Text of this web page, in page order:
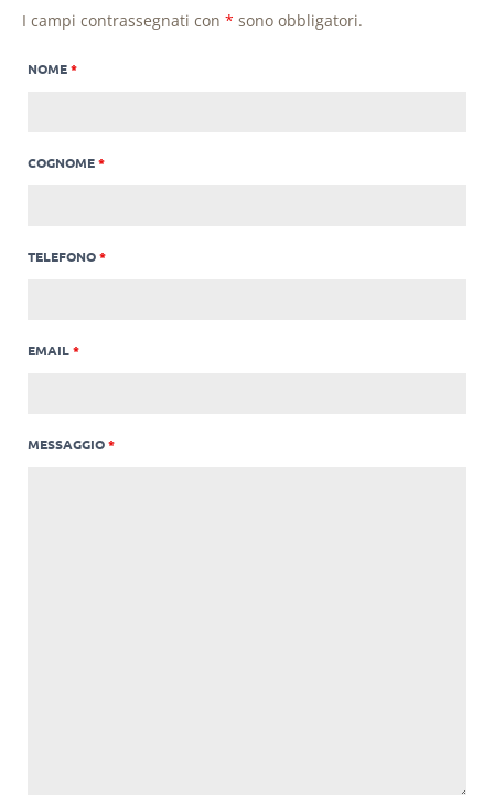
I campi contrassegnati con * sono obbligatori.
NOME*
COGNOME*
TELEFONO*
EMAIL*
MESSAGGIO*